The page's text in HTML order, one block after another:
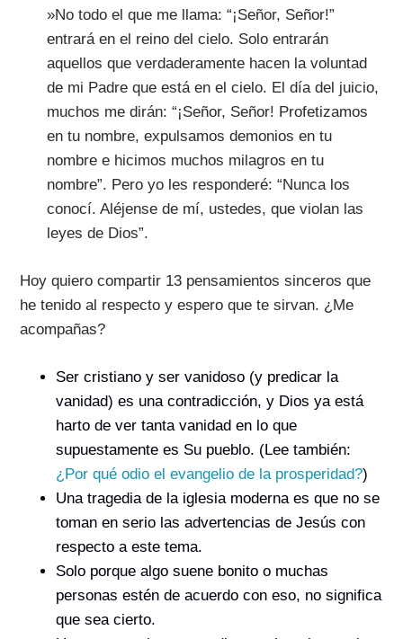
»No todo el que me llama: “¡Señor, Señor!”
entrará en el reino del cielo. Solo entrarán
aquellos que verdaderamente hacen la voluntad
de mi Padre que está en el cielo. El día del juicio,
muchos me dirán: “¡Señor, Señor! Profetizamos
en tu nombre, expulsamos demonios en tu
nombre e hicimos muchos milagros en tu
nombre”. Pero yo les responderé: “Nunca los
conocí. Aléjense de mí, ustedes, que violan las
leyes de Dios”.
Hoy quiero compartir 13 pensamientos sinceros que
he tenido al respecto y espero que te sirvan. ¿Me
acompañas?
Ser cristiano y ser vanidoso (y predicar la
vanidad) es una contradicción, y Dios ya está
harto de ver tanta vanidad en lo que
supuestamente es Su pueblo. (Lee también:
¿Por qué odio el evangelio de la prosperidad?)
Una tragedia de la iglesia moderna es que no se
toman en serio las advertencias de Jesús con
respecto a este tema.
Solo porque algo suene bonito o muchas
personas estén de acuerdo con eso, no significa
que sea cierto.